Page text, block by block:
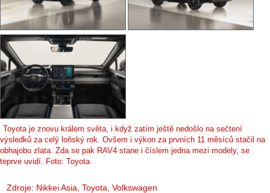
Toyota je znovu králem světa, i když zatím ještě nedošlo na sečtení
výsledků za celý loňský rok. Ovšem i výkon za prvních 11 měsíců stačil na
obhajobu zlata. Zda se pak RAV4 stane i číslem jedna mezi modely, se
teprve uvidí. Foto: Toyota
Zdroje: Nikkei Asia , Toyota, Volkswagen